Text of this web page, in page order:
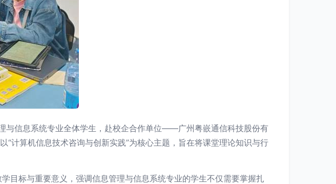
与信息系统专业全体学生，赴校企合作单位——广州粤嵌通信科技股份有
“计算机信息技术咨询与创新实践”为核心主题，旨在将课堂理论知识与行
目标与重要意义，强调信息管理与信息系统专业的学生不仅需要掌握扎